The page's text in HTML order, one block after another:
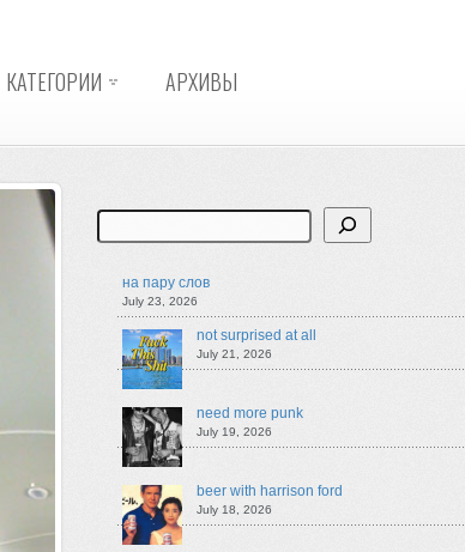
КАТЕГОРИИ АРХИВЫ
Search
на пару слов
July 23, 2026
not surprised at all
July 21, 2026
need more punk
July 19, 2026
beer with harrison ford
July 18, 2026